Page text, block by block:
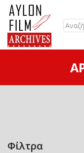
Φίλτρα